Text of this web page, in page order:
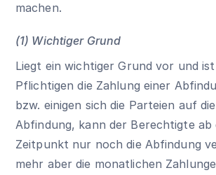
machen.
(1) Wichtiger Grund
Liegt ein wichtiger Grund vor und ist
Pflichtigen die Zahlung einer
bzw. einigen sich die Parteien auf
Abfindung, kann der Berechtigte ab
Zeitpunkt nur noch die Abfindung
mehr aber die monatlichen